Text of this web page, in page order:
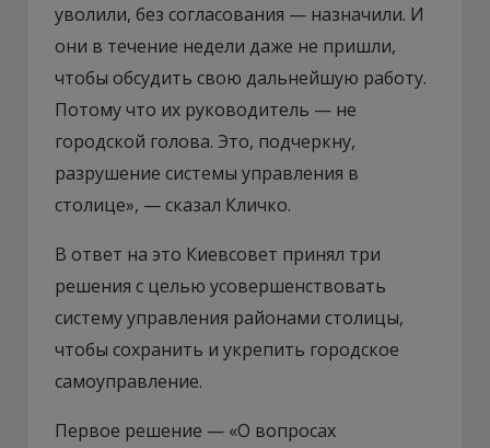
уволили, без согласования — назначили. И
они в течение недели даже не пришли,
чтобы обсудить свою дальнейшую работу.
Потому что их руководитель — не
городской голова. Это, подчеркну,
разрушение системы управления в
столице», — сказал Кличко.
В ответ на это Киевсовет принял три
решения с целью усовершенствовать
систему управления районами столицы,
чтобы сохранить и укрепить городское
самоуправление.
Первое решение — «О вопросах